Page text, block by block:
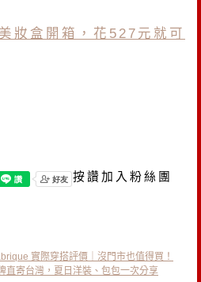
盒開箱，花527元就可
按讚加入粉絲團
實際穿搭評價｜沒門市也值得買！
直寄台灣，夏日洋裝、包包一次分享